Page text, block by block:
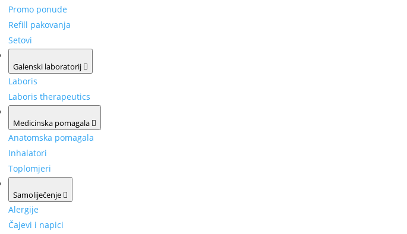
Promo ponude
Refill pakovanja
Setovi
Galenski laboratorij
Laboris
Laboris therapeutics
Medicinska pomagala
Anatomska pomagala
Inhalatori
Toplomjeri
Samoliječenje
Alergije
Čajevi i napici